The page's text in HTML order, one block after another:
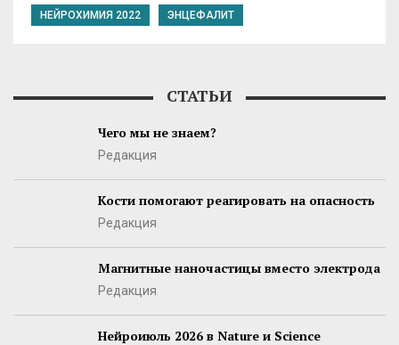
НЕЙРОХИМИЯ 2022 ЭНЦЕФАЛИТ
СТАТЬИ
Чего мы не знаем?
Редакция
Кости помогают реагировать на опасность
Редакция
Магнитные наночастицы вместо электрода
Редакция
Нейроиюль 2026 в Nature и Science